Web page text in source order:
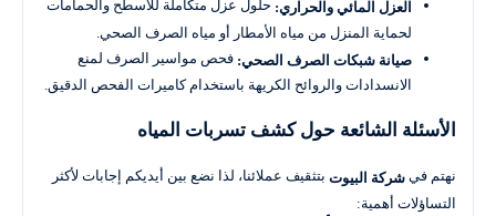
العزل المائي والحراري: حلول عزل متكاملة للأسطح والحمامات
لحماية المنزل من مياه الأمطار أو مياه الصرف الصحي.
صيانة شبكات الصرف الصحي: فحص مواسير الصرف لمنع
الانسدادات والروائح الكريهة باستخدام كاميرات الفحص الدقيق.
الأسئلة الشائعة حول كشف تسربات المياه
نهتم في شركة البيوت بتثقيف عملائنا، لذا نضع بين أيديكم إجابات لأكثر
التساؤلات أهمية: